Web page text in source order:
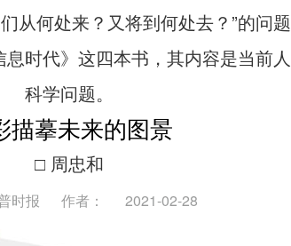
从何处来？又将到何处去？”的问
时代》这四本书，其内容是当前
科学问题。
描摹未来的图景
□ 周忠和
时报 作者： 2021-02-28